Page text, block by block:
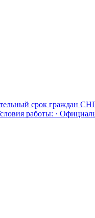
СНГ на следующие
· Каменщики · Плотники · Кровельщики · Отделочники · Специалисты по гипсокартону Условия